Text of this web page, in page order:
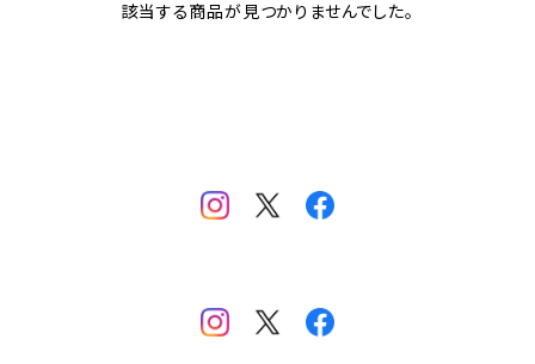
該当する商品が見つかりませんでした。